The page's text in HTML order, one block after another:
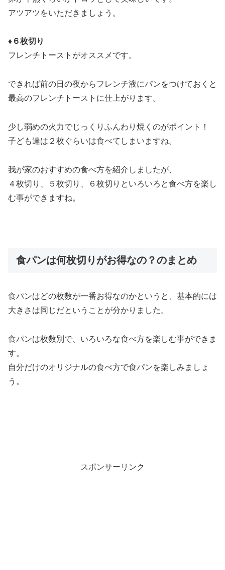
アツアツをいただきましょう。
♦６枚切り
フレンチトーストがオススメです。
できれば前の日の夜からフレンチ液にパンをつけておくと
最高のフレンチトーストに仕上がります。
少し弱めの火力でじっくりふんわり焼くのがポイント！
子ども達は２枚ぐらいは食べてしまいますね。
我が家のおすすめの食べ方を紹介しましたが、
４枚切り、５枚切り、６枚切りといろいろと食べ方を楽し
む事ができますね。
食パンは何枚切りがお得なの？のまとめ
食パンはどの枚数が一番お得なのかというと、基本的には
大きさは同じだということが分かりました。
食パンは枚数別で、いろいろな食べ方を楽しむ事ができま
す。
自分だけのオリジナルの食べ方で食パンを楽しみましょ
う。
スポンサーリンク